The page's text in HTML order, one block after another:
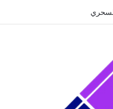
عاد من النار ج3